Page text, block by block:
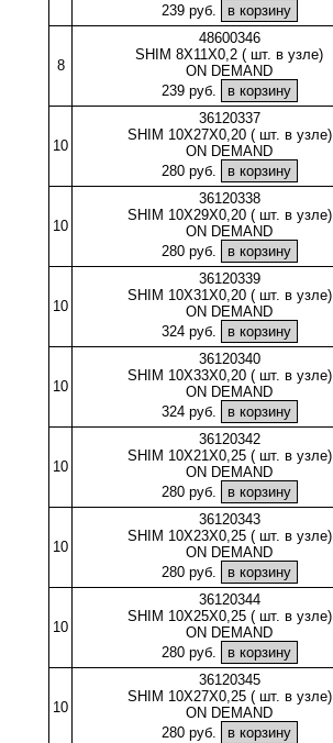
239 руб.
8
48600346
SHIM 8X11X0,2 ( шт. в узле)
ON DEMAND
239 руб.
10
36120337
SHIM 10X27X0,20 ( шт. в узле)
ON DEMAND
280 руб.
10
36120338
SHIM 10X29X0,20 ( шт. в узле)
ON DEMAND
280 руб.
10
36120339
SHIM 10X31X0,20 ( шт. в узле)
ON DEMAND
324 руб.
10
36120340
SHIM 10X33X0,20 ( шт. в узле)
ON DEMAND
324 руб.
10
36120342
SHIM 10X21X0,25 ( шт. в узле)
ON DEMAND
280 руб.
10
36120343
SHIM 10X23X0,25 ( шт. в узле)
ON DEMAND
280 руб.
10
36120344
SHIM 10X25X0,25 ( шт. в узле)
ON DEMAND
280 руб.
10
36120345
SHIM 10X27X0,25 ( шт. в узле)
ON DEMAND
280 руб.